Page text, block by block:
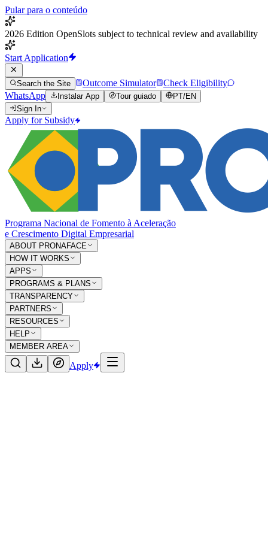
Pular para o conteúdo
2026 Edition OpenSlots subject to technical review and availability
Start Application
Search the Site Outcome Simulator
Check Eligibility
WhatsApp
Instalar App Tour guiado PT/EN
Sign In
Apply for Subsidy
Programa Nacional de Fomento à Aceleração
e Crescimento Digital Empresarial
ABOUT PRONAFACE
HOW IT WORKS
APPS
PROGRAMS & PLANS
TRANSPARENCY
PARTNERS
RESOURCES
HELP
MEMBER AREA
Apply